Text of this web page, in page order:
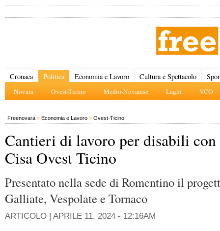
Cronaca Politica
Novara Ovest-Ticino Medio-Novarese Laghi VCO
Economia e Lavoro Cultura e Spettacolo
Freenovara » Economia e Lavoro » Ovest-Ticino
Cantieri di lavoro per disabili
Cisa Ovest Ticino
Presentato nella sede di Romentino il
Galliate, Vespolate e Tornaco
ARTICOLO | APRILE 11, 2024 - 12:16AM